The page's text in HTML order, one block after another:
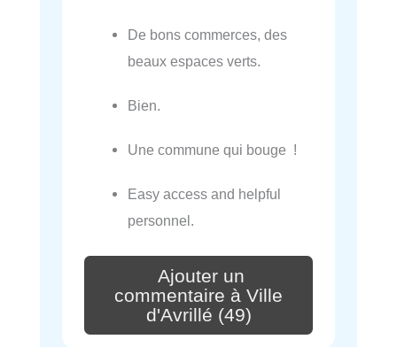
De bons commerces, des
beaux espaces verts.
Bien.
Une commune qui bouge !
Easy access and helpful
personnel.
Ajouter un
commentaire à Ville
d'Avrillé (49)